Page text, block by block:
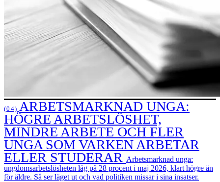
(04) ARBETSMARKNAD UNGA:
HÖGRE ARBETSLÖSHET,
MINDRE ARBETE OCH FLER
UNGA SOM VARKEN ARBETAR
ELLER STUDERAR Arbetsmarknad unga:
ungdomsarbetslösheten låg på 28 procent i maj 2026, klart högre än
för äldre. Så ser läget ut och vad politiken missar i sina insatser.